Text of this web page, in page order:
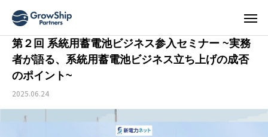
第２回 系統用蓄電池ビジネス参入セミナー ~実務
者が語る、系統用蓄電池ビジネス立ち上げの成否
のポイント~
2025.06.24